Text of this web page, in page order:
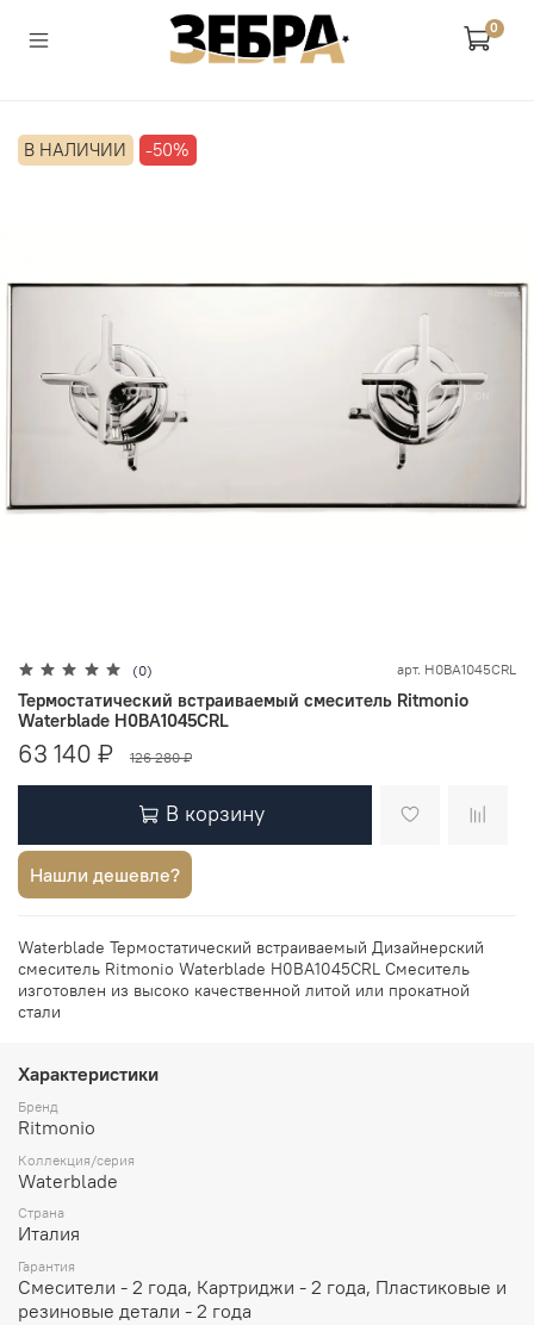
0
В НАЛИЧИИ -50%
(0) арт. H0BA1045CRL
Термостатический встраиваемый смеситель Ritmonio
Waterblade H0BA1045CRL
63 140 ₽ 126 280 ₽
В корзину
Нашли дешевле?
Waterblade Термостатический встраиваемый Дизайнерский
смеситель Ritmonio Waterblade H0BA1045CRL Смеситель
изготовлен из высоко качественной литой или прокатной
стали
Характеристики
Бренд
Ritmonio
Коллекция/серия
Waterblade
Страна
Италия
Гарантия
Смесители - 2 года, Картриджи - 2 года, Пластиковые и
резиновые детали - 2 года